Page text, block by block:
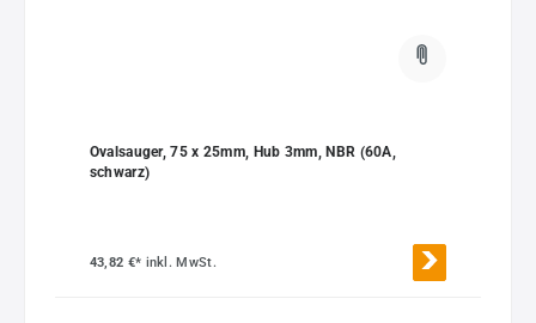
Ovalsauger, 75 x 25mm, Hub 3mm, NBR (60A,
schwarz)
43,82 €* inkl. MwSt.